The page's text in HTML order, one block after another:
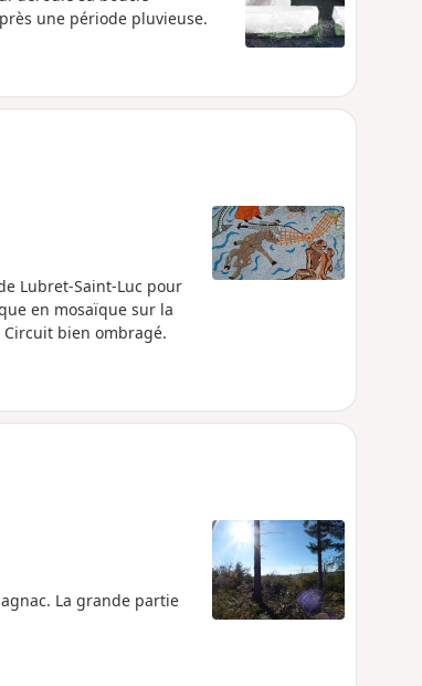
une période pluvieuse.
Lubret-Saint-Luc pour
en mosaïque sur la
bien ombragé.
La grande partie